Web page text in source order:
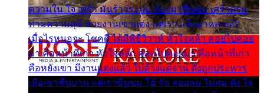
ความใน ใจ เศร้า มันร้าวระบม ต้องมาขื่นขม เศร้าตรม
ท่ามความสุขี ช่วยงานเขาแต่ง แต่เรา แล้งมาหลายปี
เมื่อไรหนอจะ โชคดี ได้มีพิธีวิวาห์ หัวใจหล้า คอยไปคอย
มา คือหน้าที่เก่า หัวใจหล้า คอยไปคอยมา คือหน้าที่เก่า
คือหยังเขา มีงานแต่งแล้ว ไปล้างแต่จาน ดั่งถูกประหาร
เมื่อเขาชื่นบาน แต่เราขื่นขม โอ้ รัก ลอยลม ไม่สม ดัง ใจ